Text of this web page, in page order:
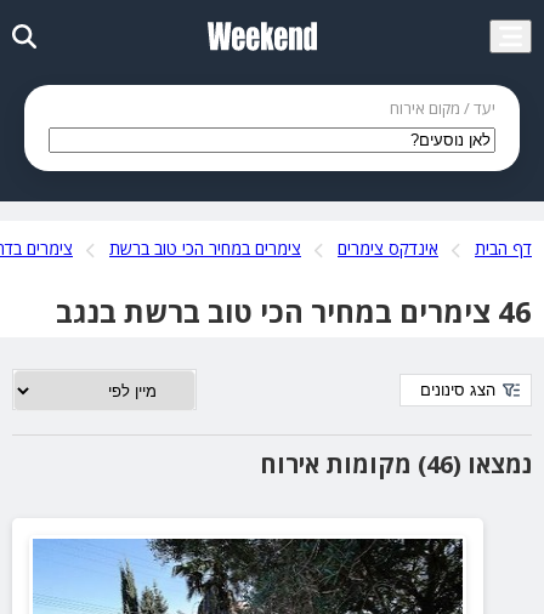
יעד / מקום אירוח
דף הבית אינדקס צימרים צימרים במחיר הכי טוב ברשת צימרים
46 צימרים במחיר הכי טוב ברשת בנגב
נמצאו (46) מקומות אירוח
הצג סינונים